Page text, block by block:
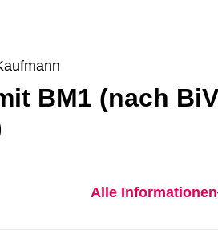
BM1 (nach
Alle Informationen